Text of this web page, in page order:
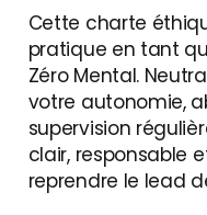
Cette charte
pratique en tant
Zéro Mental.
votre autonomie,
supervision
clair, responsable
reprendre le lead